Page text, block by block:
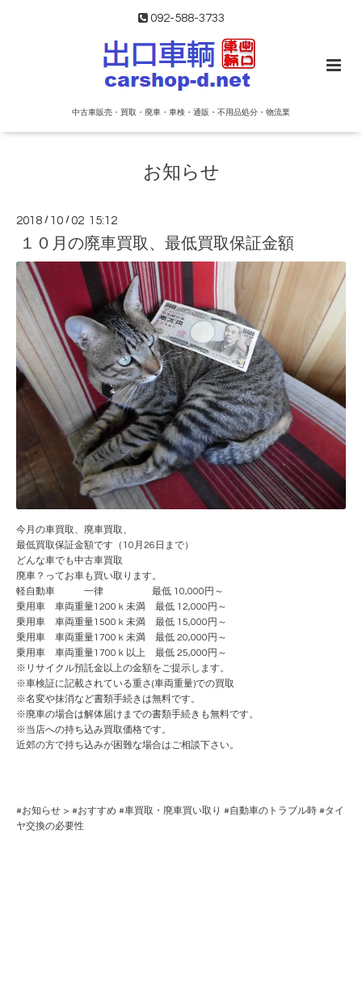
092-588-3733
中古車販売・買取・廃車・車検・通販・不用品処分・物流業
お知らせ
2018 / 10 /02 15:12
１０月の廃車買取、最低買取保証金額
今月の車買取、廃車買取、
最低買取保証金額です（10月26日まで）
どんな車でも中古車買取
廃車？ってお車も買い取ります。
軽自動車 一律 最低 10,000円～
乗用車 車両重量1200ｋ未満 最低 12,000円～
乗用車 車両重量1500ｋ未満 最低 15,000円～
乗用車 車両重量1700ｋ未満 最低 20,000円～
乗用車 車両重量1700ｋ以上 最低 25,000円～
※リサイクル預託金以上の金額をご提示します。
※車検証に記載されている重さ(車両重量)での買取
※名変や抹消など書類手続きは無料です。
※廃車の場合は解体届けまでの書類手続きも無料です。
※当店への持ち込み買取価格です。
近郊の方で持ち込みが困難な場合はご相談下さい。
#お知らせ > #おすすめ #車買取・廃車買い取り #自動車のトラブル時 #タイ
ヤ交換の必要性